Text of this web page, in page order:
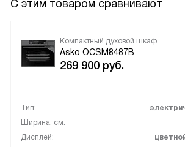
С этим товаром сравнивают
Компактный духовой шкаф
Asko OCSM8487B
269 900 руб.
Тип:
Ширина, см:
Дисплей: